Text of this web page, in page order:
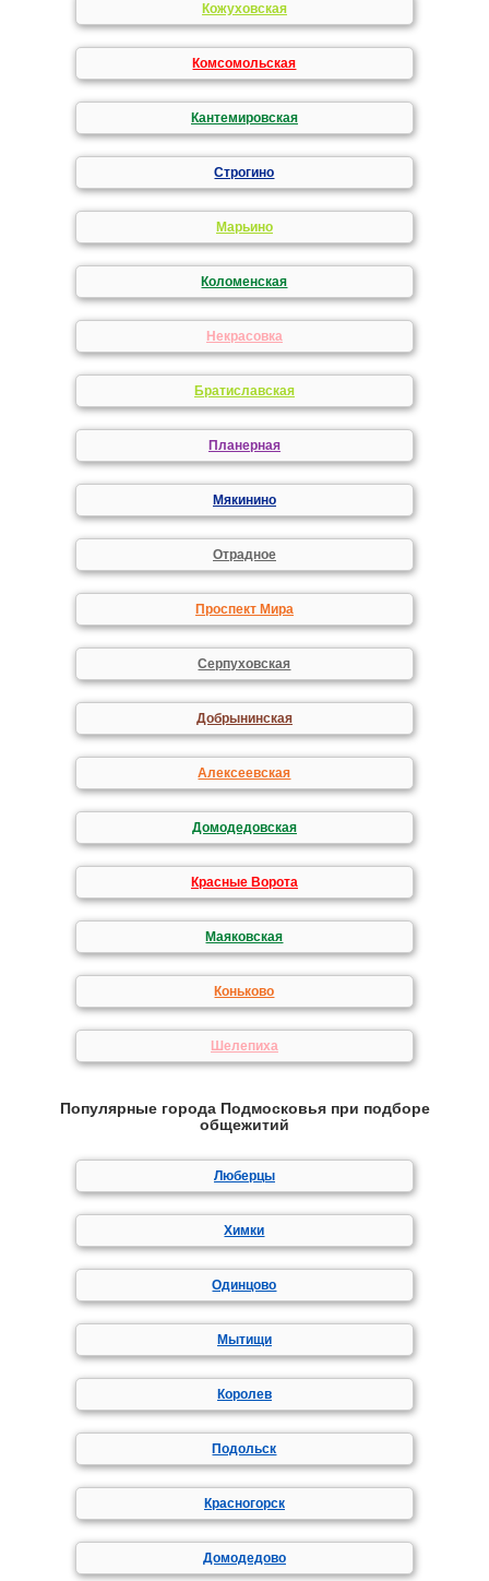
Кожуховская
Комсомольская
Кантемировская
Строгино
Марьино
Коломенская
Некрасовка
Братиславская
Планерная
Мякинино
Отрадное
Проспект Мира
Серпуховская
Добрынинская
Алексеевская
Домодедовская
Красные Ворота
Маяковская
Коньково
Шелепиха
Популярные города Подмосковья при подборе
общежитий
Люберцы
Химки
Одинцово
Мытищи
Королев
Подольск
Красногорск
Домодедово